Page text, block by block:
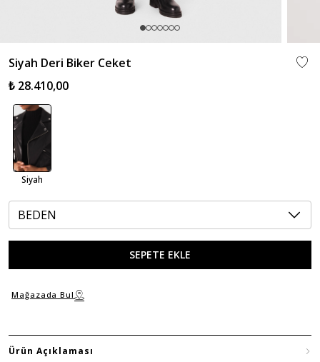
Siyah Deri Biker Ceket
₺ 28.410,00
Siyah
BEDEN
SEPETE EKLE
Mağazada Bul
Ürün Açıklaması